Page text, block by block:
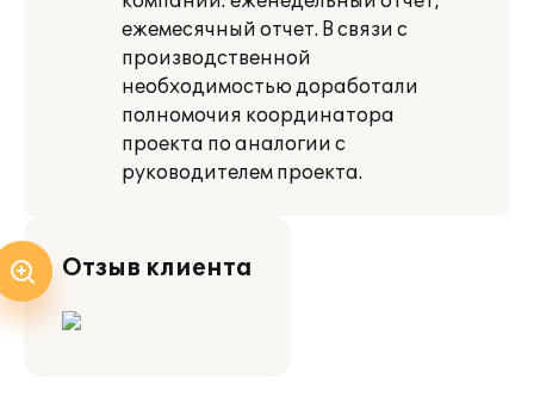
ежемесячный отчет. В связи с
производственной
необходимостью доработали
полномочия координатора
проекта по аналогии с
руководителем проекта.
Отзыв клиента